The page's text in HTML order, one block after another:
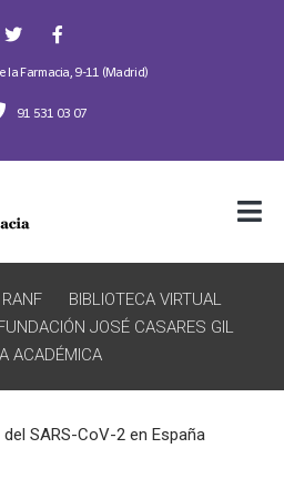
la Farmacia, 9-11 (Madrid)
91 531 03 07
BIBLIOTECA VIRTUAL
FUNDACIÓN JOSÉ CASARES GIL
ACADÉMICA
SARS-CoV-2 en España